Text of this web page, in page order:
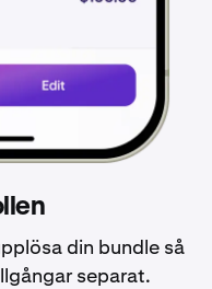
din bundle så
separat.